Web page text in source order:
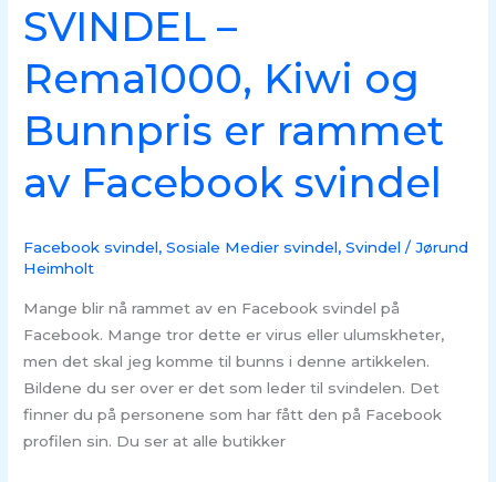
SVINDEL –
Rema1000, Kiwi og
Bunnpris er rammet
av Facebook svindel
Facebook svindel,Sosiale Medier svindel,Svindel /Jørund
Heimholt
Mange blir nå rammet av en Facebook svindel på
Facebook. Mange tror dette er virus eller ulumskheter,
men det skal jeg komme til bunns i denne artikkelen.
Bildene du ser over er det som leder til svindelen. Det
finner du på personene som har fått den på Facebook
profilen sin. Du ser at alle butikker
svindel